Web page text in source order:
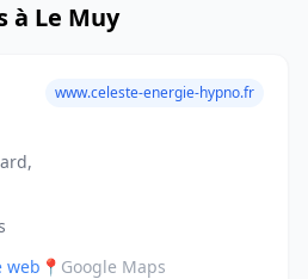
à Le Muy
www.celeste-energie-hypno.fr
web 📍 Google Maps